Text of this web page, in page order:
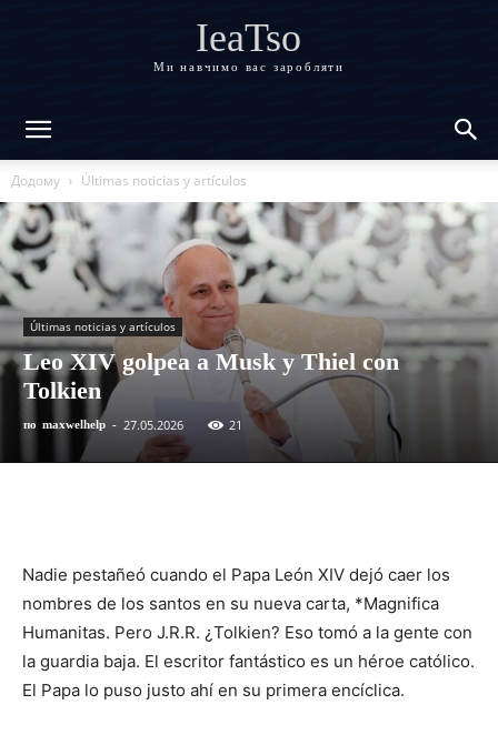
IeaTso
Ми навчимо вас заробляти
Додому Últimas noticias y artículos
Últimas noticias y artículos
Leo XIV golpea a Musk y Thiel con
Tolkien
по maxwelhelp - 27.05.2026 21
Nadie pestañeó cuando el Papa León XIV dejó caer los
nombres de los santos en su nueva carta, *Magnifica
Humanitas. Pero J.R.R. ¿Tolkien? Eso tomó a la gente con
la guardia baja. El escritor fantástico es un héroe católico.
El Papa lo puso justo ahí en su primera encíclica.